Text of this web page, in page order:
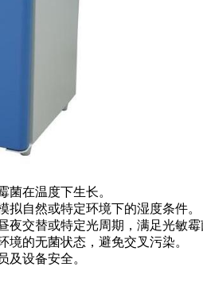
在温度下生长。
自然或特定环境下的湿度条件。
交替或特定光周期，满足光敏霉
的无菌状态，避免交叉污染。
设备安全。